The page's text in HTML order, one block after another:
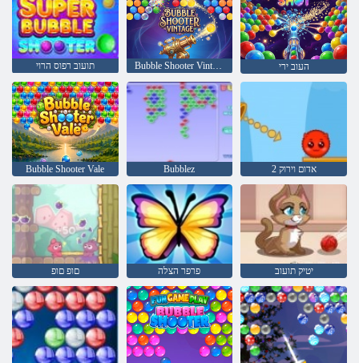
תועוב רפוס הרוי Bubble Shooter Vintage העוב ירי
Bubble Shooter Vale Bubblez אדום וירוק 2
םופ םופ פרפר הצלה יטיק תועוב